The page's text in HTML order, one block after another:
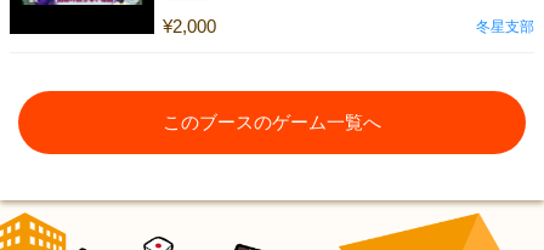
¥2,000 冬星支部
このブースのゲーム一覧へ